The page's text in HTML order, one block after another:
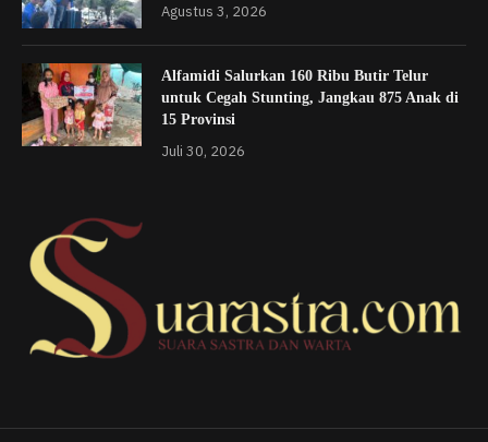
Agustus 3, 2026
Alfamidi Salurkan 160 Ribu Butir Telur
untuk Cegah Stunting, Jangkau 875 Anak di
15 Provinsi
Juli 30, 2026